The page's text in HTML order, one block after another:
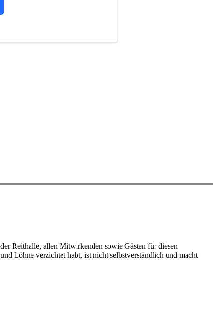
Reithalle, allen Mitwirkenden sowie Gästen für diesen
Löhne verzichtet habt, ist nicht selbstverständlich und macht